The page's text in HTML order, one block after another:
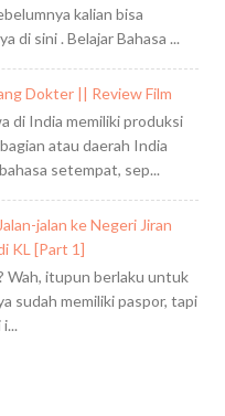
kalian bisa
di sini . Belajar Bahasa ...
Dokter || Review Film
di India memiliki produksi
atau daerah India
setempat, sep...
jalan ke Negeri Jiran
KL [Part 1]
Wah, itupun berlaku untuk
sudah memiliki paspor, tapi